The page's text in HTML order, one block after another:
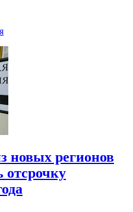
новых регионов
отсрочку